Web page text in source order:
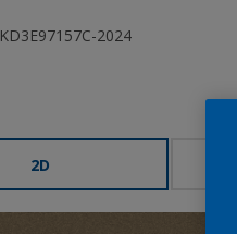
KD3E97157C-2024
2D